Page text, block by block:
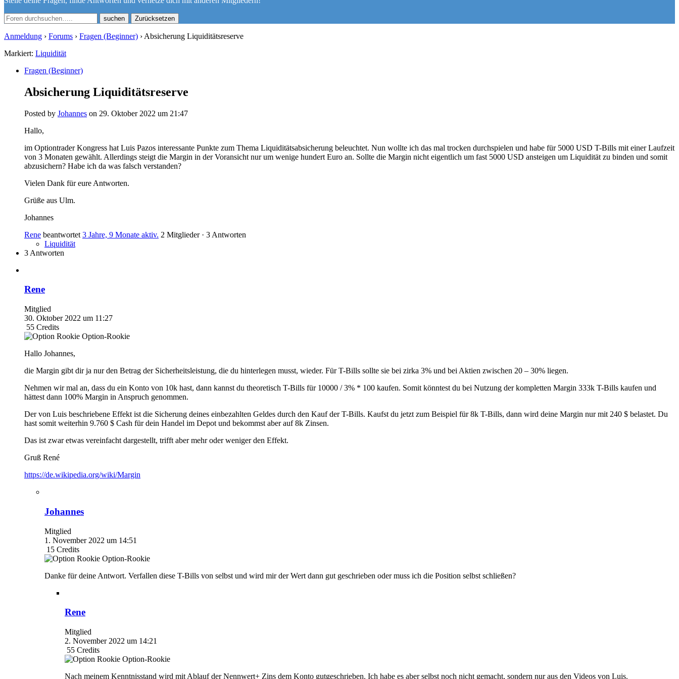
Zurücksetzen
Anmeldung › Forums › Fragen (Beginner) › Absicherung Liquiditätsreserve
Markiert: Liquidität
Fragen (Beginner)
Absicherung Liquiditätsreserve
Posted by Johannes on 29. Oktober 2022 um 21:47
Hallo,
im Optiontrader Kongress hat Luis Pazos interessante Punkte zum Thema Liquiditätsabsicherung beleuchtet. Nun wollte ich das mal trocken durchspielen und habe für 5000 USD T-Bills mit einer Laufzeit
von 3 Monaten gewählt. Allerdings steigt die Margin in der Voransicht nur um wenige hundert Euro an. Sollte die Margin nicht eigentlich um fast 5000 USD ansteigen um Liquidität zu binden und somit
abzusichern? Habe ich da was falsch verstanden?
Vielen Dank für eure Antworten.
Grüße aus Ulm.
Johannes
Rene beantwortet 3 Jahre, 9 Monate aktiv. 2 Mitglieder · 3 Antworten
Liquidität
3 Antworten
Rene
Mitglied
30. Oktober 2022 um 11:27
55 Credits
Option-Rookie
Hallo Johannes,
die Margin gibt dir ja nur den Betrag der Sicherheitsleistung, die du hinterlegen musst, wieder. Für T-Bills sollte sie bei zirka 3% und bei Aktien zwischen 20 – 30% liegen.
Nehmen wir mal an, dass du ein Konto von 10k hast, dann kannst du theoretisch T-Bills für 10000 / 3% * 100 kaufen. Somit könntest du bei Nutzung der kompletten Margin 333k T-Bills kaufen und
hättest dann 100% Margin in Anspruch genommen.
Der von Luis beschriebene Effekt ist die Sicherung deines einbezahlten Geldes durch den Kauf der T-Bills. Kaufst du jetzt zum Beispiel für 8k T-Bills, dann wird deine Margin nur mit 240 $ belastet. Du
hast somit weiterhin 9.760 $ Cash für dein Handel im Depot und bekommst aber auf 8k Zinsen.
Das ist zwar etwas vereinfacht dargestellt, trifft aber mehr oder weniger den Effekt.
Gruß René
https://de.wikipedia.org/wiki/Margin
Johannes
Mitglied
1. November 2022 um 14:51
15 Credits
Option-Rookie
Danke für deine Antwort. Verfallen diese T-Bills von selbst und wird mir der Wert dann gut geschrieben oder muss ich die Position selbst schließen?
Rene
Mitglied
2. November 2022 um 14:21
55 Credits
Option-Rookie
Nach meinem Kenntnisstand wird mit Ablauf der Nennwert+ Zins dem Konto gutgeschrieben. Ich habe es aber selbst noch nicht gemacht, sondern nur aus den Videos von Luis.